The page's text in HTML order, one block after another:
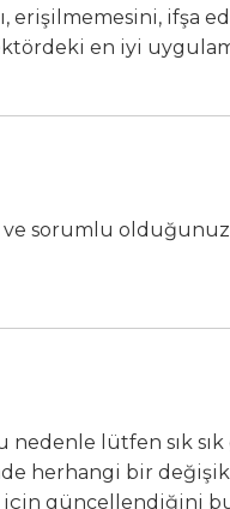
erişilmemesini, ifşa
en iyi
sorumlu
lütfen sık
herhangi bir
için